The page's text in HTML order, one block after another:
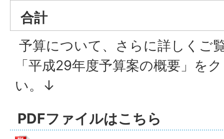
合計
予算について、さらに詳しくご
「平成29年度予算案の概要」を
い。↓
PDFファイルはこちら